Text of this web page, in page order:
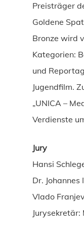
Preisträger
Goldene
Bronze wird
Kategorien:
und
Jugendfilm.
„UNICA –
Verdienste
Jury
Hansi
Dr.
Vlado